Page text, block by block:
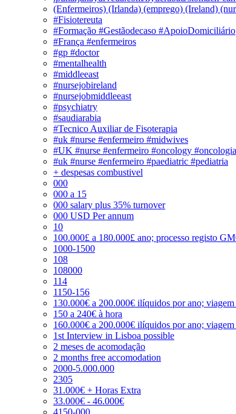
(Enfermeiros) (Irlanda) (emprego) (Ireland)
#Fisiotereuta
#Formação #Gestãodecaso #ApoioDomiciliário
#França #enfermeiros
#gp #doctor
#mentalhealth
#middleeast
#nursejobireland
#nursejobmiddleeast
#psychiatry
#saudiarabia
#Tecnico Auxiliar de Fisoterapia
#uk #nurse #enfermeiro #midwives
#UK #nurse #enfermeiro #oncology #oncologia
#uk #nurse #enfermeiro #paediatric #pediatria
+ despesas combustivel
000
000 a 15
000 salary plus 35% turnover
000 USD Per annum
10
100.000£ a 180.000£ ano; processo registo
1000-1500
108
108000
114
1150-156
130.000€ a 200.000€ ilíquidos por ano;
150 a 240€ à hora
160.000€ a 200.000€ ilíquidos por ano;
1st Interview in Lisboa possible
2 meses de acomodação
2 months free accomodation
2000-5.000.000
2305
31.000€ + Horas Extra
33.000€ - 46.000€
4150-000